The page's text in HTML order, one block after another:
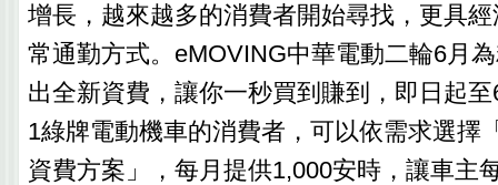
增長，越來越多的消費者開始尋找，更具
常通勤方式。eMOVING中華電動二輪6月
出全新資費，讓你一秒買到賺到，即日起
1綠牌電動機車的消費者，可以依需求選擇
資費方案」，每月提供1,000安時，讓車主